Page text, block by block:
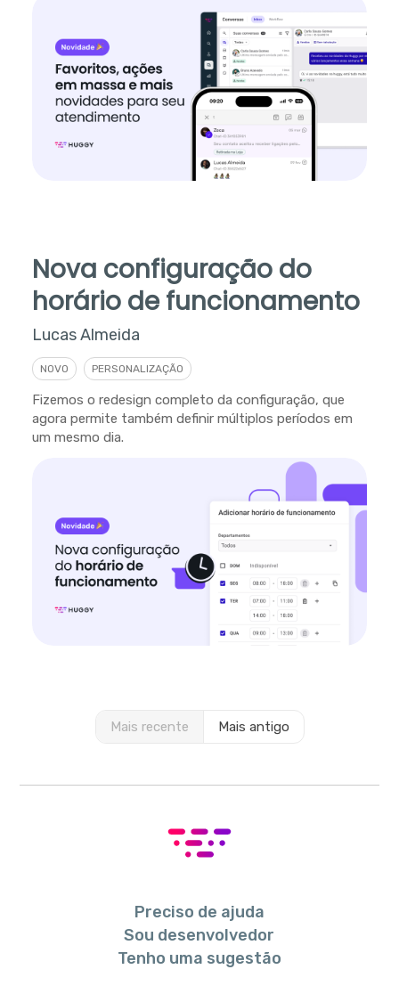
Nova configuração do
horário de funcionamento
Lucas Almeida
NOVO PERSONALIZAÇÃO
Fizemos o redesign completo da configuração, que
agora permite também definir múltiplos períodos em
um mesmo dia.
Mais recente Mais antigo
Preciso de ajuda
Sou desenvolvedor
Tenho uma sugestão